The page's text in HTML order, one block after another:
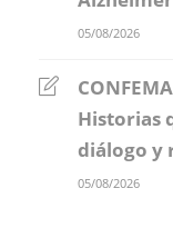
05/08/2026
Historias
diálogo y
05/08/2026